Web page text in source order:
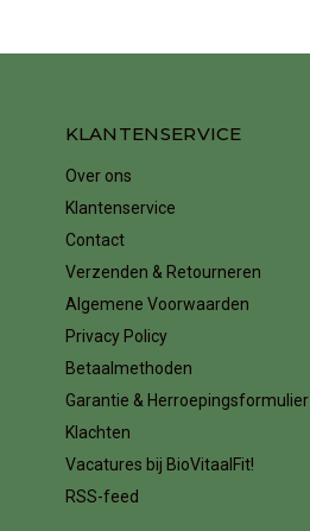
KLANTENSERVICE
Over ons
Klantenservice
Contact
Verzenden & Retourneren
Algemene Voorwaarden
Privacy Policy
Betaalmethoden
Garantie & Herroepingsformulier
Klachten
Vacatures bij BioVitaalFit!
RSS-feed